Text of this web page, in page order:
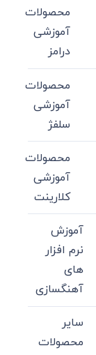
محصولات
آموزشی
درامز
محصولات
آموزشی
سلفژ
محصولات
آموزشی
کلارینت
آموزش
نرم افزار
های
آهنگسازی
سایر
محصولات